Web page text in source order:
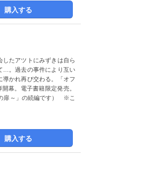
購入する
たアツトにみずきは自ら
…。過去の事件により互い
かれ再び交わる。「オフ
幕。電子書籍限定発売。
扉～」の続編です） ※こ
購入する